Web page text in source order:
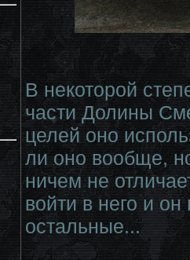
В некоторой
части Долины
целей оно
ли оно вообще,
ничем не
войти в него и
остальные...